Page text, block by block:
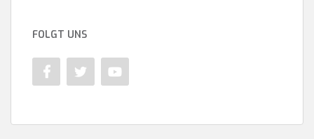
FOLGT UNS